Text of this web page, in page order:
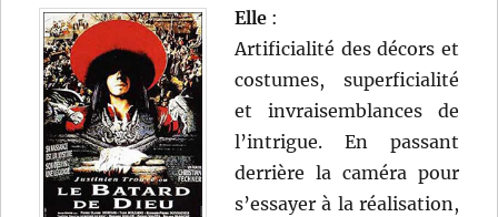
Elle :
Artificialité des décors et
costumes, superficialité
et invraisemblances de
l’intrigue. En passant
derrière la caméra pour
s’essayer à la réalisation,